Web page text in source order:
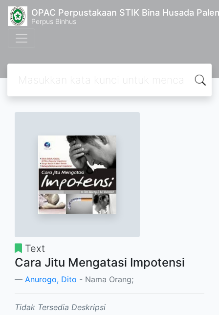
OPAC Perpustakaan STIK Bina Husada
Perpus Binhus
Text
Cara Jitu Mengatasi Impotensi
Anurogo, Dito - Nama Orang;
Tidak Tersedia Deskripsi